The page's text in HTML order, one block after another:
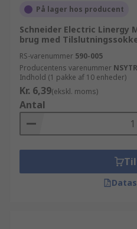
På lager hos producent
Schneider Electric
brug med
RS-varenummer 590-005
Producentens varenummer
Indhold (1 pakke af 10 enheder)
Kr. 6,39(ekskl. moms)
Antal